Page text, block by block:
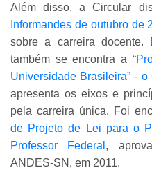
Além disso, a Circular
Informandes de outubro de
sobre a carreira docente.
também se encontra a “
Universidade Brasileira” -
apresenta os eixos e
pela carreira única. Foi
de Projeto de Lei para o
Professor Federal ,
ANDES-SN, em 2011.